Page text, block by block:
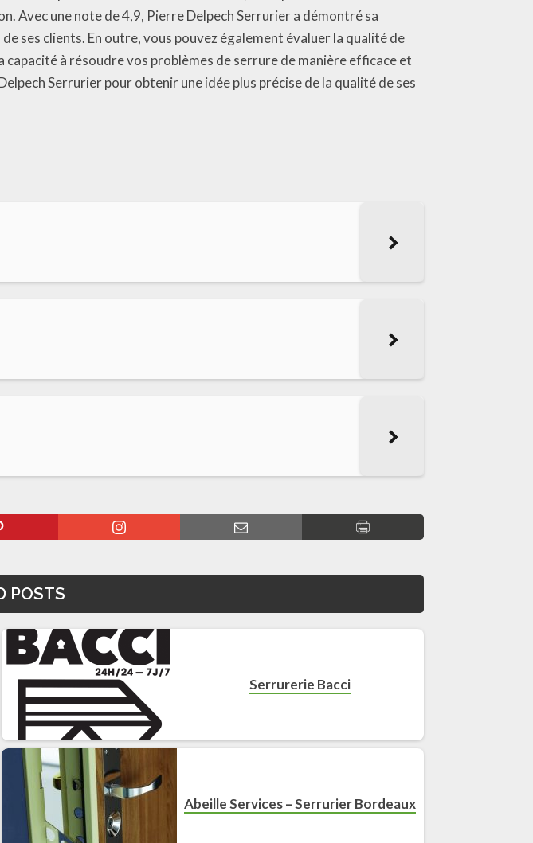
Avec une note de 4,9, Pierre Delpech Serrurier a démontré sa
ses clients. En outre, vous pouvez également évaluer la qualité de
à résoudre vos problèmes de serrure de manière efficace et
Serrurier pour obtenir une idée plus précise de la qualité de ses
POSTS
Serrurerie Bacci
Abeille Services – Serrurier Bordeaux